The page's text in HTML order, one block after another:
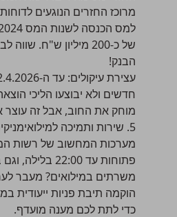
מרוכז החזרים הנוגעים
של כ-200 מיליון ש"ח.
הבנק!
חדשים ולא יבוצעו הליכי
מוחק את החוב, אבל זה עוצר
5. שירות ותמיכה למילואימניקים
מערכות המחשוב של רשות
פתוחות עד 22:00 בלילה, וגם במוצאי שבת.
משרתים במילואים? מעבר
הוקמה תיבת פניות ייעודית
כדי לתת לכם מענה מועדף.